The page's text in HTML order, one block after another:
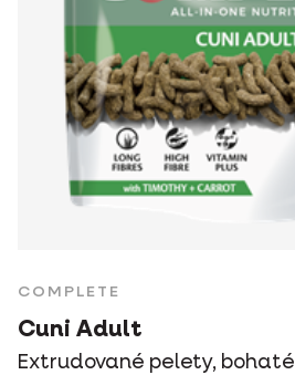
COMPLETE
Cuni Adult
Extrudované pelety,